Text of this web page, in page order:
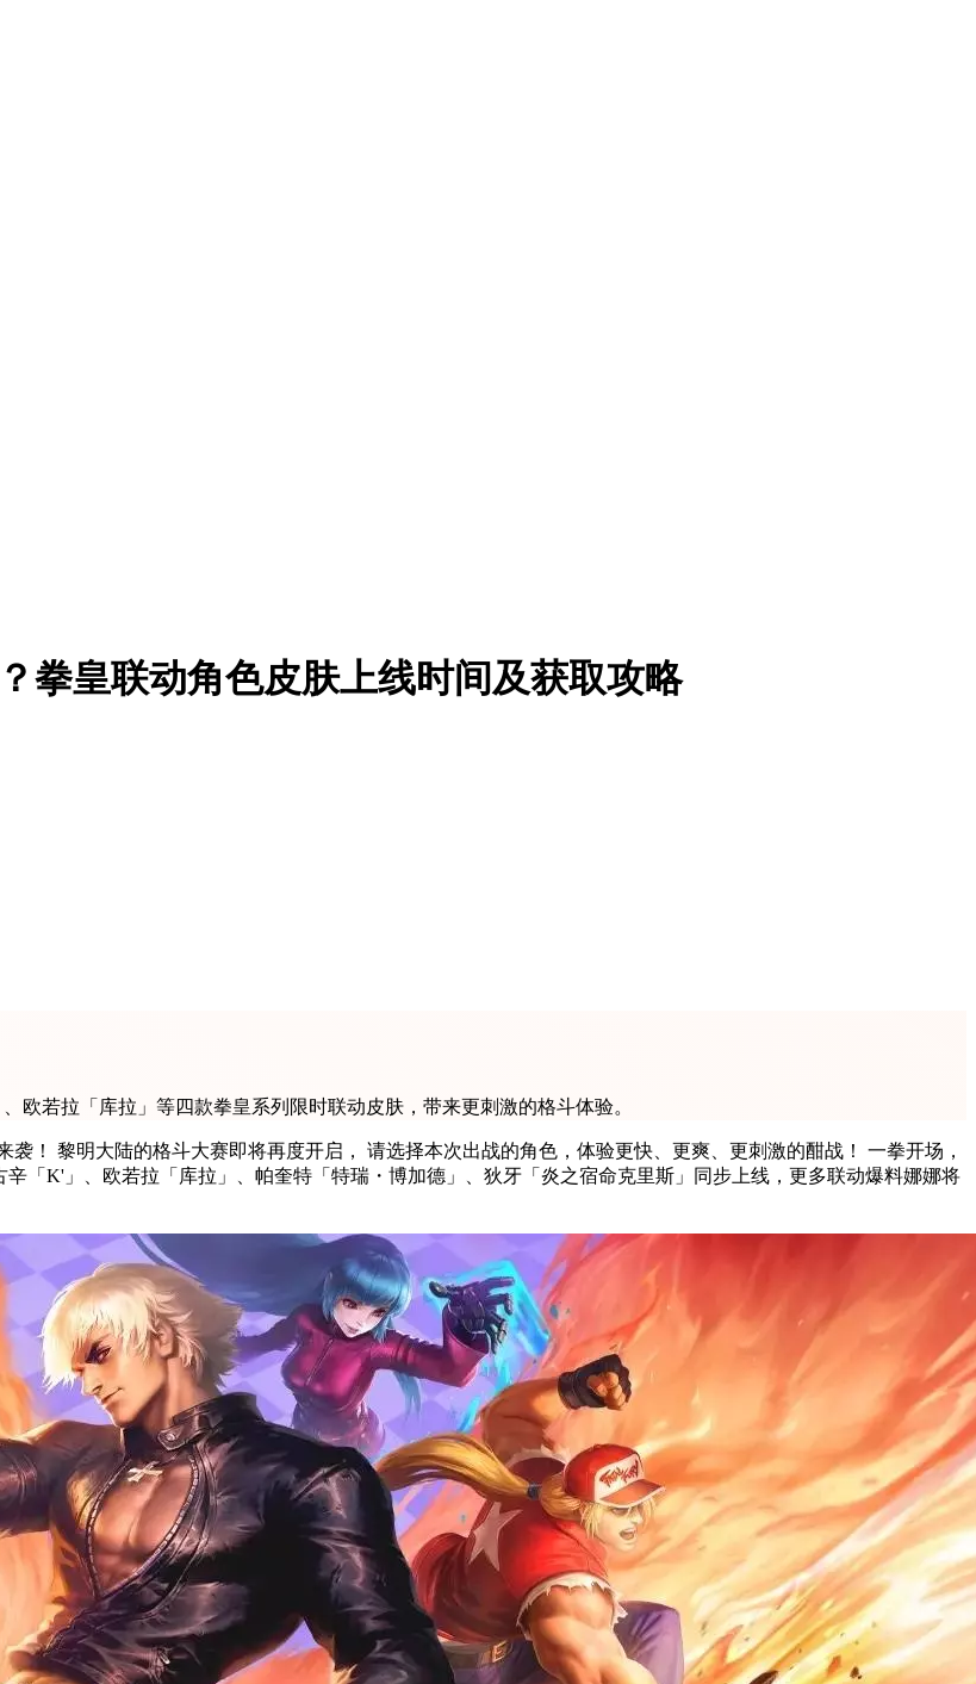
拳皇联动角色皮肤上线时间及获取攻略
欧若拉「库拉」等四款拳皇系列限时联动皮肤，带来更刺激的格斗体验。
！ 黎明大陆的格斗大赛即将再度开启， 请选择本次出战的角色，体验更快、更爽、更刺激的酣战！ 一拳开场，
「K'」、欧若拉「库拉」、帕奎特「特瑞・博加德」、狄牙「炎之宿命克里斯」同步上线，更多联动爆料娜娜将